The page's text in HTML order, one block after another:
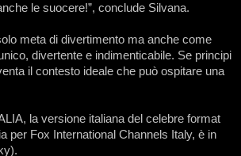
le suocere!”, conclude Silvana.
meta di divertimento ma anche come
divertente e indimenticabile. Se principi
il contesto ideale che può ospitare una
la versione italiana del celebre format
per Fox International Channels Italy, è in